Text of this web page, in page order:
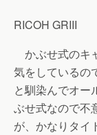
RICOH GRIII
かぶせ式のキ
気をしているの
と馴染んでオー
ぶせ式なので不
が、かなりタイ